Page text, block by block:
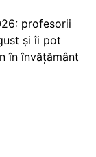
profesorii
și îi pot
în învățământ